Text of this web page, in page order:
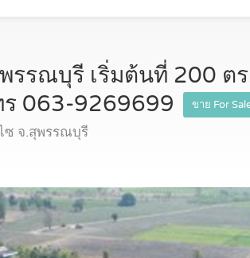
รรณบุรี เริ่มต้นที่ 200 ต
ร 063-9269699
ขาย For
ซ จ.สุพรรณบุรี